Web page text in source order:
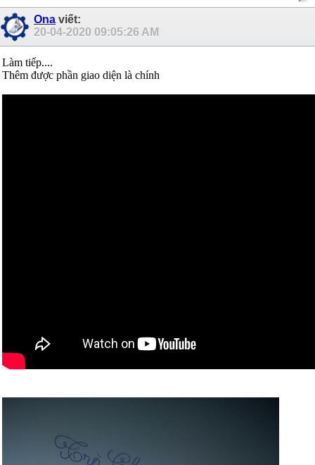
Ona viết:
20-04-2020 09:05:26 AM
Làm tiếp....
Thêm được phần giao diện là chính